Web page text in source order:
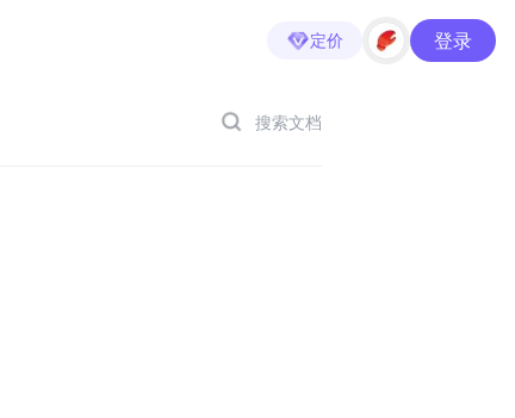
定价 登录
搜索文档